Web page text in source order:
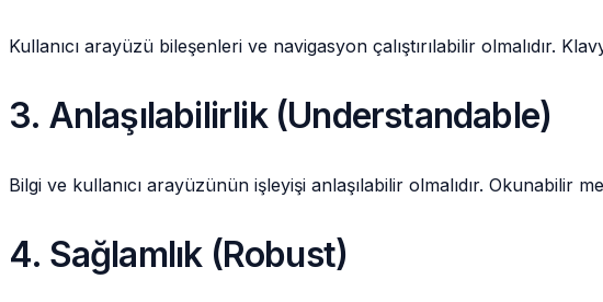
Kullanıcı arayüzü bileşenleri ve navigasyon çalıştırılabilir olmalıdır.
3. Anlaşılabilirlik (Understandable)
Bilgi ve kullanıcı arayüzünün işleyişi anlaşılabilir olmalıdır. Okunabilir
4. Sağlamlık (Robust)